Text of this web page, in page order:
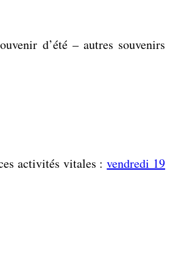
d’été – autres souvenirs
activités vitales :vendredi 19